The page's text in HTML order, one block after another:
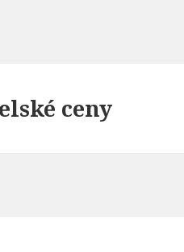
ceny